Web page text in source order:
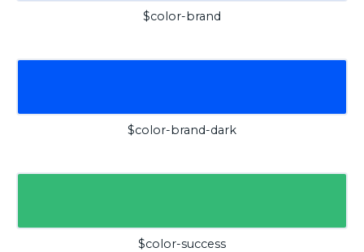
$color-brand
$color-brand-dark
$color-success